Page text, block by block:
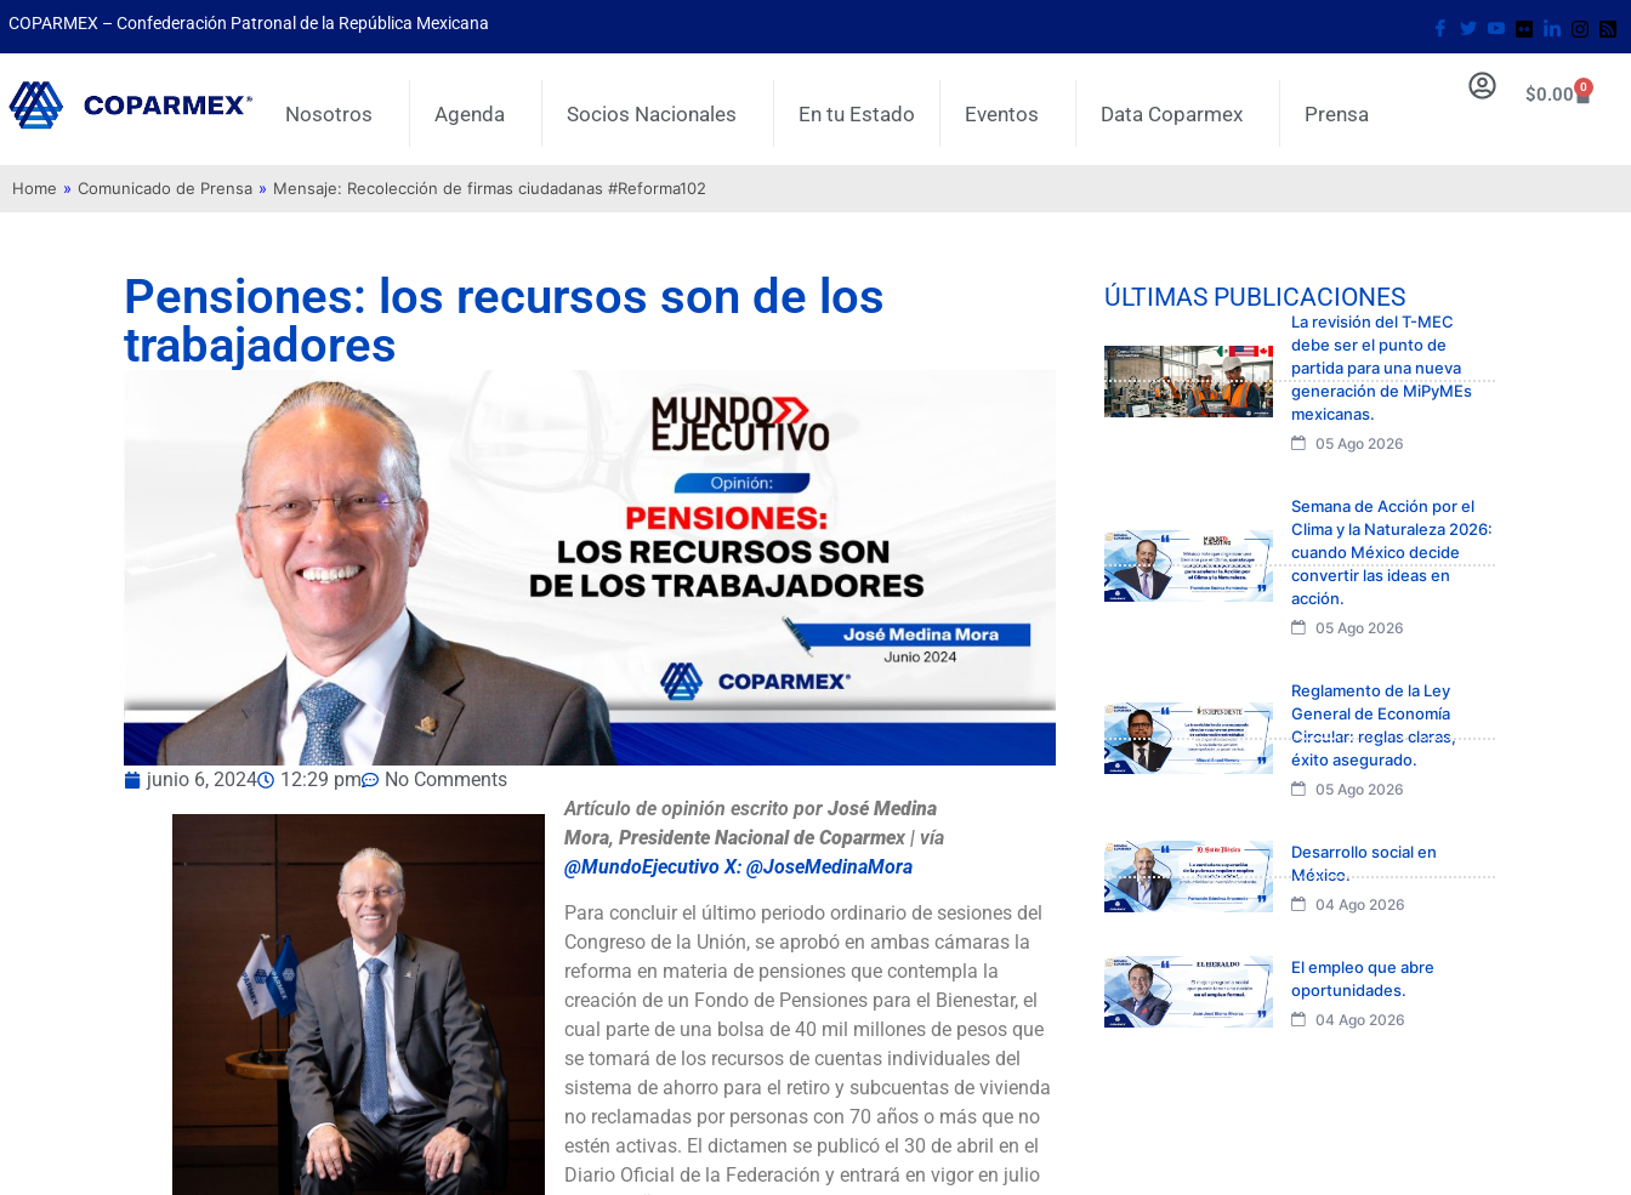
COPARMEX – Confederación Patronal de la República Mexicana
Nosotros Agenda Socios Nacionales En tu Estado Eventos Data Coparmex Prensa
$0.00 0
Home » Comunicado de Prensa » Mensaje: Recolección de firmas ciudadanas #Reforma102
Pensiones: los recursos son de los
trabajadores
junio 6, 2024 12:29 pm
No Comments
Artículo de opinión escrito por José Medina
Mora, Presidente Nacional de Coparmex | vía
@MundoEjecutivoX: @JoseMedinaMora
Para concluir el último periodo ordinario de sesiones del
Congreso de la Unión, se aprobó en ambas cámaras la
reforma en materia de pensiones que contempla la
creación de un Fondo de Pensiones para el Bienestar, el
cual parte de una bolsa de 40 mil millones de pesos que
se tomará de los recursos de cuentas individuales del
sistema de ahorro para el retiro y subcuentas de vivienda
no reclamadas por personas con 70 años o más que no
estén activas. El dictamen se publicó el 30 de abril en el
Diario Oficial de la Federación y entrará en vigor en julio
ÚLTIMAS PUBLICACIONES
La revisión del T-MEC
debe ser el punto de
partida para una nueva
generación de MiPyMEs
mexicanas.
05 Ago 2026
Semana de Acción por el
Clima y la Naturaleza 2026:
cuando México decide
convertir las ideas en
acción.
05 Ago 2026
Reglamento de la Ley
General de Economía
Circular: reglas claras,
éxito asegurado.
05 Ago 2026
Desarrollo social en
México.
04 Ago 2026
El empleo que abre
oportunidades.
04 Ago 2026